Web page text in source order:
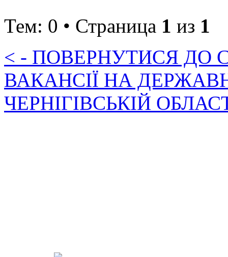
Тем: 0 • Страница 1 из 1
< - ПОВЕРНУТИСЯ ДО
ВАКАНСІЇ НА
ЧЕРНІГІВСЬКІЙ